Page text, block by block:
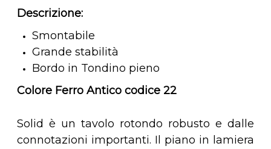
Descrizione:
Smontabile
Grande stabilità
Bordo in Tondino pieno
Colore Ferro Antico codice 22
Solid è un tavolo rotondo robusto e dalle
connotazioni importanti. Il piano in lamiera